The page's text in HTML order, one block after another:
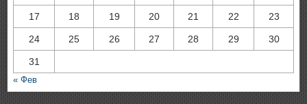
17 18 19 20 21 22 23
24 25 26 27 28 29 30
31
« Фев